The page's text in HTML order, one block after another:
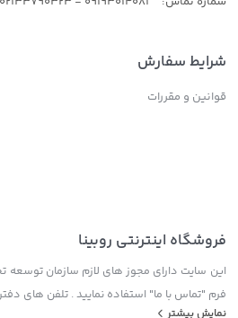
شرایط سفارش
قوانین و مقررات
فروشگاه اینترنتی روبینا
این سایت دارای مجوز های لازم سازمان توسعه
فرم "تماس با ما" استفاده نمایید . تلفن های دفتر : 02133790323 -
نمایش بیشتر